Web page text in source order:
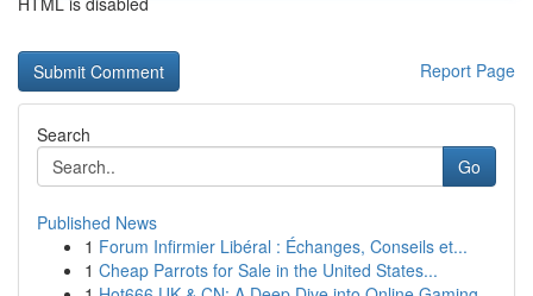
Report Page
Search
Go
Published News
1 Forum Infirmier Libéral : Échanges, Conseils et...
1 Cheap Parrots for Sale in the United States...